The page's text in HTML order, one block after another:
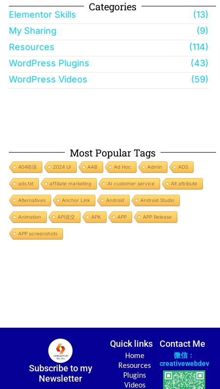
Categories
Elementor Skills
(13)
My Sharing
(9)
Resources
(114)
WordPress Plugins
(43)
WordPress Videos
(59)
Most Popular Tags
404错误 2024 UI AAB Ad Hoc Admin ADS
ads.txt affiliate marketing AI customer service Alt attribute
Alternatives Anchor Link Android Android Studio
Animation API提交 APK APP APP Release
APP screenshots
Subscribe to my
Newsletter
Quick links
Home
Resources
Plugins
Videos
Contact Me
微信：
creativewebdev